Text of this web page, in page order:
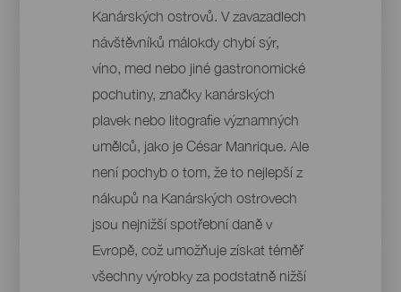
Kanárských ostrovů. V zavazadlech
návštěvníků málokdy chybí sýr,
víno, med nebo jiné gastronomické
pochutiny, značky kanárských
plavek nebo litografie významných
umělců, jako je César Manrique. Ale
není pochyb o tom, že to nejlepší z
nákupů na Kanárských ostrovech
jsou nejnižší spotřební daně v
Evropě, což umožňuje získat téměř
všechny výrobky za podstatně nižší